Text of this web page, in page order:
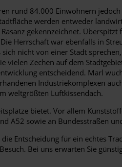
rund 84.000 Einwohnern
werden entweder
gekennzeichnet.
Herrschaft war ebenfalls in
nicht von einer Stadt
Zechen auf dem
entscheidend. Marl
Industriekomplexen
weltgrößten Luftkissendach.
bietet. Vor allem
A52 sowie an Bundesstraßen
Entscheidung für ein echtes
Bei uns erwarten Sie